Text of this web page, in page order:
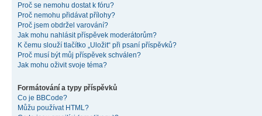
Proč se nemohu dostat k fóru?
Proč nemohu přidávat přílohy?
Proč jsem obdržel varování?
Jak mohu nahlásit příspěvek moderátorům?
K čemu slouží tlačítko „Uložit“ při psaní příspěvků?
Proč musí být můj příspěvek schválen?
Jak mohu oživit svoje téma?
Formátování a typy příspěvků
Co je BBCode?
Můžu používat HTML?